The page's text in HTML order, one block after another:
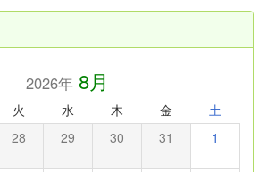
2026年8月
火 水 木 金 土
28 29 30 31 1